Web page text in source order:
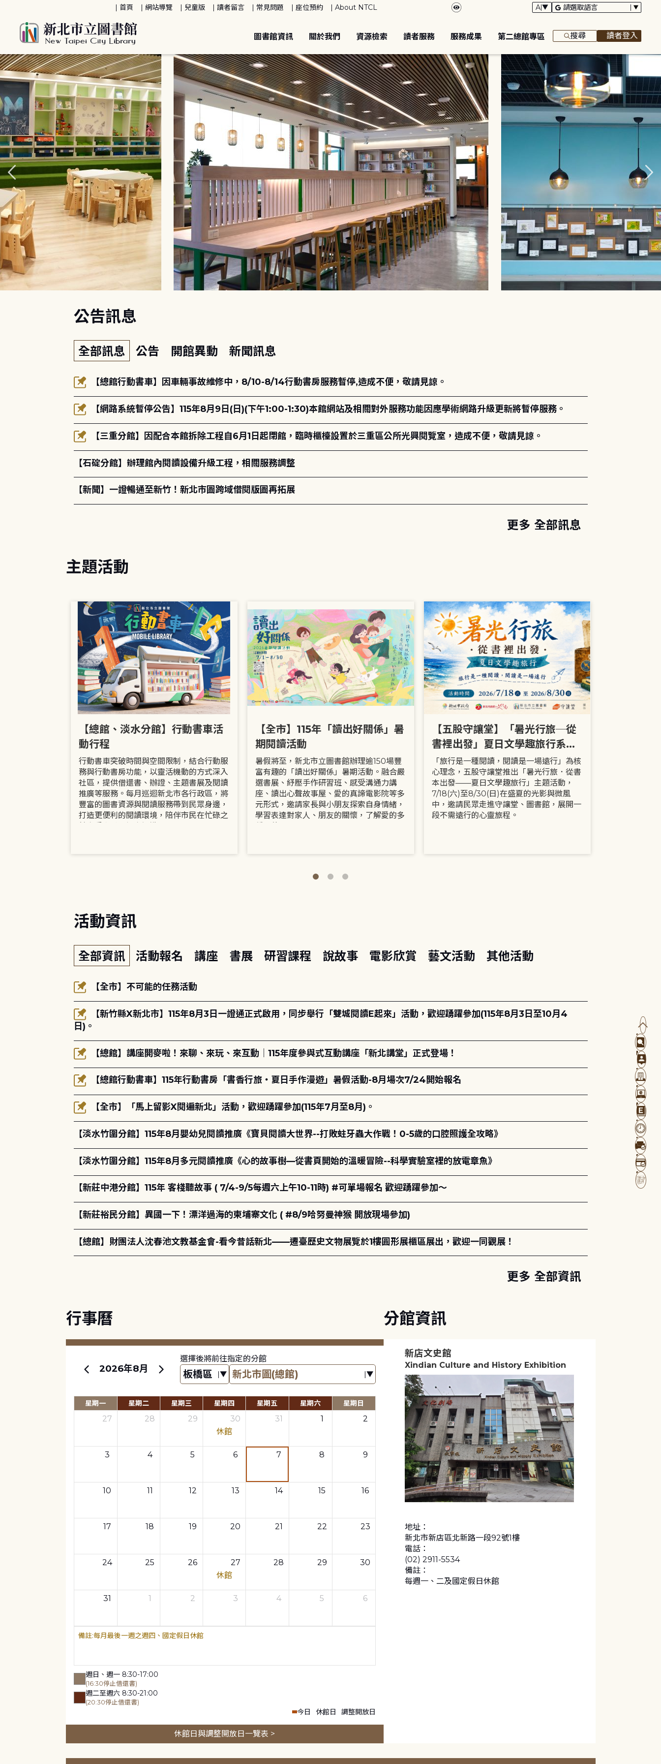
首頁 網站導覽 兒童版 讀者留言 常見問題 座位預約 About NTCL
圖書館資訊 關於我們 資源檢索 讀者服務 服務成果 第二總館專區 搜尋 讀者登入
公告訊息
全部訊息 公告 開館異動 新聞訊息
【總館行動書車】因車輛事故維修中，8/10-8/14行動書房服務暫停,造成不便，敬請見諒。
【網路系統暫停公告】115年8月9日(日)(下午1:00-1:30)本館網站及相關對外服務功能因應學術網路升級更新將暫停服務。
【三重分館】因配合本館拆除工程自6月1日起閉館，臨時櫃檯設置於三重區公所光興閱覽室，造成不便，敬請見諒。
【石碇分館】辦理館內閱讀設備升級工程，相關服務調整
【新聞】一證暢通至新竹！新北市圖跨域借閱版圖再拓展
更多 全部訊息
主題活動
【總館、淡水分館】行動書車活
動行程
行動書車突破時間與空間限制，結合行動服
務與行動書房功能，以靈活機動的方式深入
社區，提供借還書、辦證、主題書展及閱讀
推廣等服務。每月巡迴新北市各行政區，將
豐富的圖書資源與閱讀服務帶到民眾身邊，
打造更便利的閱讀環境，陪伴市民在忙碌之
【全市】115年「讀出好關係」暑
期閱讀活動
暑假將至，新北市立圖書館辦理逾150場豐
富有趣的「讀出好關係」暑期活動。融合嚴
選書展、紓壓手作研習班、感受溝通力講
座、讀出心聲故事屋、愛的真諦電影院等多
元形式，邀請家長與小朋友探索自身情緒，
學習表達對家人、朋友的關懷，了解愛的多
【五股守讓堂】「暑光行旅─從
書裡出發」夏日文學趣旅行系列
活動
「旅行是一種閱讀，閱讀是一場遠行」為核
心理念，五股守讓堂推出「暑光行旅．從書
本出發——夏日文學趣旅行」主題活動，
7/18(六)至8/30(日)在盛夏的光影與微風
中，邀請民眾走進守讓堂、圖書館，展開一
段不需遠行的心靈旅程。
活動資訊
全部資訊 活動報名 講座 書展 研習課程 說故事 電影欣賞 藝文活動 其他活動
【全市】不可能的任務活動
【新竹縣X新北市】115年8月3日一證通正式啟用，同步舉行「雙城閱讀E起來」活動，歡迎踴躍參加(115年8月3日至10月4
日)。
【總館】講座開麥啦！來聊、來玩、來互動｜115年度參與式互動講座「新北講堂」正式登場！
【總館行動書車】115年行動書房「書香行旅・夏日手作漫遊」暑假活動-8月場次7/24開始報名
【全市】「馬上留影X閱遍新北」活動，歡迎踴躍參加(115年7月至8月)。
【淡水竹圍分館】115年8月嬰幼兒閱讀推廣《寶貝閱讀大世界--打敗蛀牙蟲大作戰！0-5歲的口腔照護全攻略》
【淡水竹圍分館】115年8月多元閱讀推廣《心的故事樹—從書頁開始的溫暖冒險--科學實驗室裡的放電章魚》
【新莊中港分館】115年 客棧聽故事 ( 7/4-9/5每週六上午10-11時) #可單場報名 歡迎踴躍參加～
【新莊裕民分館】異國一下！漂洋過海的柬埔寨文化 ( #8/9哈努曼神猴 開放現場參加)
【總館】財團法人沈春池文教基金會-看今昔話新北——遷臺歷史文物展覽於1樓圓形展櫃區展出，歡迎一同觀展！
更多 全部資訊
行事曆
2026年8月
選擇後將前往指定的分館
星期一 星期二 星期三 星期四 星期五 星期六 星期日
27 28 29
30
休館
31 1 2
3 4 5 6 7 8 9
10 11 12 13 14 15 16
17 18 19 20 21 22 23
24 25 26
27
休館
28 29 30
31 1 2 3 4 5 6
每月最後一週之週四、國定假日休館
週日、週一 8:30-17:00
(16:30停止借還書)
週二至週六 8:30-21:00
(20:30停止借還書)
今日 休館日 調整開放日
休館日與調整開放日一覽表 >
分館資訊
新店文史館
Xindian Culture and History Exhibition
地址：
新北市新店區北新路一段92號1樓
電話：
(02) 2911-5534
備註：
每週一、二及國定假日休館